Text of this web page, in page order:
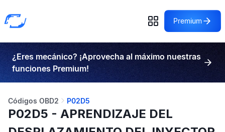
Premium
¿Eres mecánico? ¡Aprovecha al máximo nuestras
funciones Premium!
Códigos OBD2 P02D5
P02D5 - APRENDIZAJE DEL